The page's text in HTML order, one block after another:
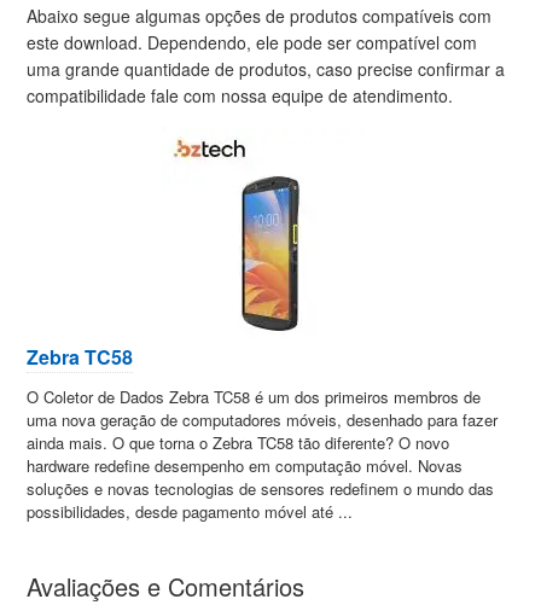
Abaixo segue algumas opções de produtos compatíveis com
este download. Dependendo, ele pode ser compatível com
uma grande quantidade de produtos, caso precise confirmar a
compatibilidade fale com nossa equipe de atendimento.
Zebra TC58
O Coletor de Dados Zebra TC58 é um dos primeiros membros de
uma nova geração de computadores móveis, desenhado para fazer
ainda mais. O que torna o Zebra TC58 tão diferente? O novo
hardware redefine desempenho em computação móvel. Novas
soluções e novas tecnologias de sensores redefinem o mundo das
possibilidades, desde pagamento móvel até ...
Avaliações e Comentários